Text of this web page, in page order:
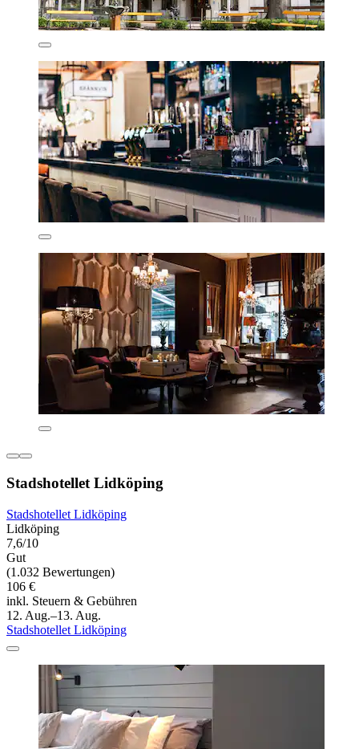
Stadshotellet Lidköping
Stadshotellet Lidköping
Lidköping
7,6/10
Gut
(1.032 Bewertungen)
106 €
inkl. Steuern & Gebühren
12. Aug.–13. Aug.
Stadshotellet Lidköping